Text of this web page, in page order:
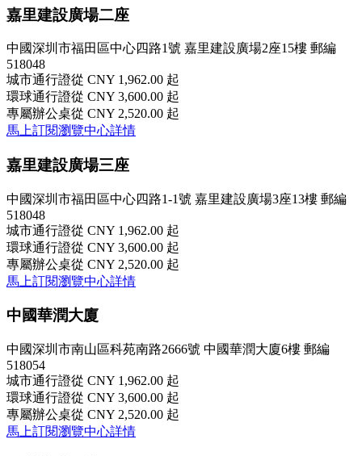
嘉里建設廣場二座
中國深圳市福田區中心四路1號 嘉里建設廣場2座15樓 郵編
518048
城市通行證從 CNY 1,962.00 起
環球通行證從 CNY 3,600.00 起
專屬辦公桌從 CNY 2,520.00 起
馬上訂閱瀏覽中心詳情
嘉里建設廣場三座
中國深圳市福田區中心四路1-1號 嘉里建設廣場3座13樓 郵編
518048
城市通行證從 CNY 1,962.00 起
環球通行證從 CNY 3,600.00 起
專屬辦公桌從 CNY 2,520.00 起
馬上訂閱瀏覽中心詳情
中國華潤大廈
中國深圳市南山區科苑南路2666號 中國華潤大廈6樓 郵編
518054
城市通行證從 CNY 1,962.00 起
環球通行證從 CNY 3,600.00 起
專屬辦公桌從 CNY 2,520.00 起
馬上訂閱瀏覽中心詳情